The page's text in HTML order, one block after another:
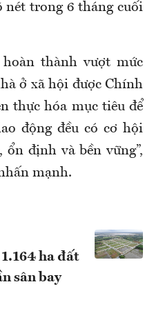
nét trong 6 tháng cuối
thành vượt mức
ở xã hội được Chính
thực hóa mục tiêu để
động đều có cơ hội
định và bền vững”,
mạnh.
ha đất
sân bay